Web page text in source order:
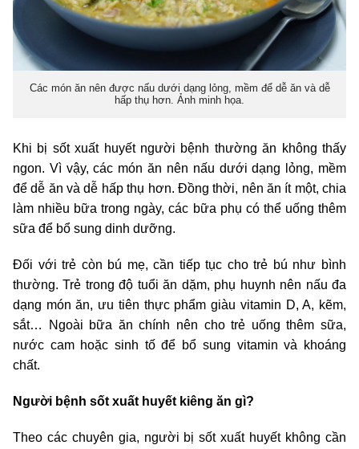
Các món ăn nên được nấu dưới dạng lỏng, mềm để dễ ăn và dễ
hấp thụ hơn. Ảnh minh họa.
Khi bị sốt xuất huyết người bệnh thường ăn không thấy
ngon. Vì vậy, các món ăn nên nấu dưới dạng lỏng, mềm
để dễ ăn và dễ hấp thụ hơn. Đồng thời, nên ăn ít một, chia
làm nhiều bữa trong ngày, các bữa phụ có thể uống thêm
sữa để bổ sung dinh dưỡng.
Đối với trẻ còn bú mẹ, cần tiếp tục cho trẻ bú như bình
thường. Trẻ trong độ tuổi ăn dặm, phụ huynh nên nấu đa
dạng món ăn, ưu tiên thực phẩm giàu vitamin D, A, kẽm,
sắt… Ngoài bữa ăn chính nên cho trẻ uống thêm sữa,
nước cam hoặc sinh tố để bổ sung vitamin và khoáng
chất.
Người bệnh sốt xuất huyết kiêng ăn gì?
Theo các chuyên gia, người bị sốt xuất huyết không cần